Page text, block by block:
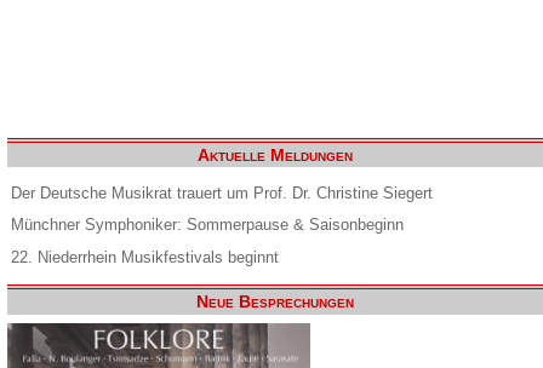
Aktuelle Meldungen
Der Deutsche Musikrat trauert um Prof. Dr. Christine Siegert
Münchner Symphoniker: Sommerpause & Saisonbeginn
22. Niederrhein Musikfestivals beginnt
Neue Besprechungen